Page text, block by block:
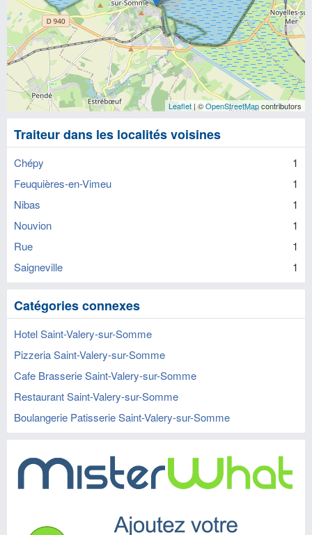
Leaflet | ©OpenStreetMapcontributors
Traiteur dans les localités voisines
Chépy
1
Feuquières-en-Vimeu
1
Nibas
1
Nouvion
1
Rue
1
Saigneville
1
Catégories connexes
Hotel Saint-Valery-sur-Somme
Pizzeria Saint-Valery-sur-Somme
Cafe Brasserie Saint-Valery-sur-Somme
Restaurant Saint-Valery-sur-Somme
Boulangerie Patisserie Saint-Valery-sur-Somme